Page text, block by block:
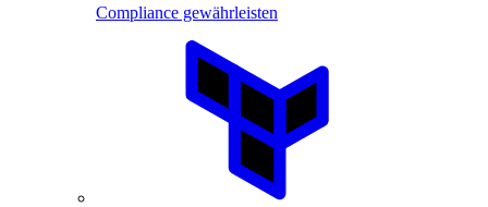
Compliance gewährleisten